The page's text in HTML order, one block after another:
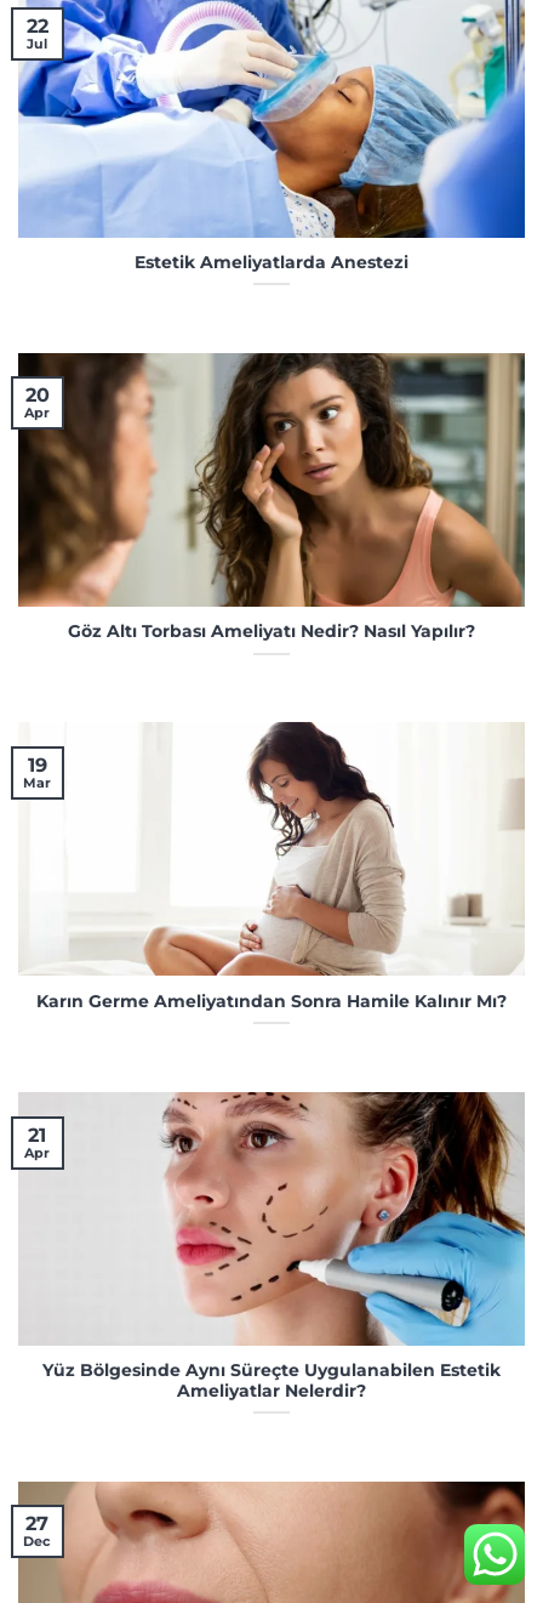
Estetik Ameliyatlarda Anestezi
22
Jul
Göz Altı Torbası Ameliyatı Nedir? Nasıl Yapılır?
20
Apr
Karın Germe Ameliyatından Sonra Hamile Kalınır Mı?
19
Mar
Yüz Bölgesinde Aynı Süreçte Uygulanabilen Estetik
Ameliyatlar Nelerdir?
21
Apr
27
Dec